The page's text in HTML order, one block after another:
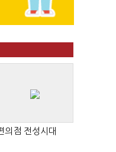
의점 전성시대